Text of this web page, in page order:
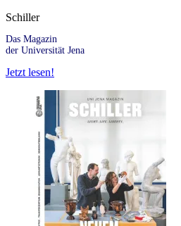
Schiller
Das Magazin
der Universität Jena
Jetzt lesen!